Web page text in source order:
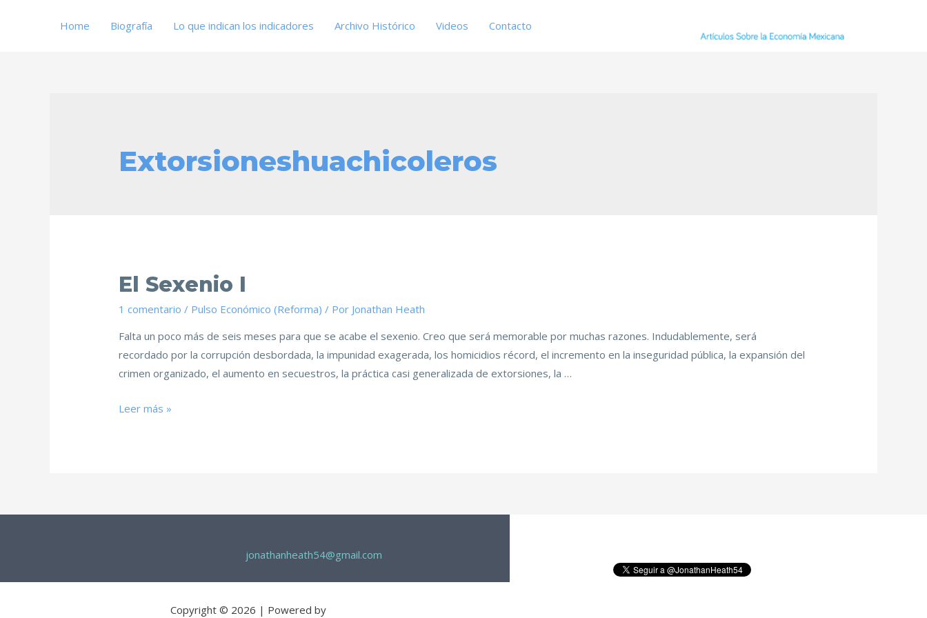
Home Biografía Lo que indican los indicadores Archivo Histórico Videos Contacto
Extorsioneshuachicoleros
El Sexenio I
1 comentario / Pulso Económico (Reforma) / Por Jonathan Heath
Falta un poco más de seis meses para que se acabe el sexenio. Creo que será memorable por muchas razones. Indudablemente, será
recordado por la corrupción desbordada, la impunidad exagerada, los homicidios récord, el incremento en la inseguridad pública, la expansión del
crimen organizado, el aumento en secuestros, la práctica casi generalizada de extorsiones, la …
Leer más »
jonathanheath54@gmail.com
Copyright © 2026 | Powered by